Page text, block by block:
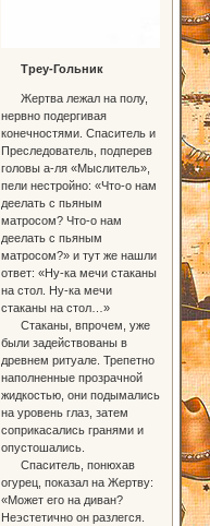
Треу-Гольник
Жертва лежал на полу,
нервно подергивая
конечностями. Спаситель и
Преследователь, подперев
головы а-ля «Мыслитель»,
пели нестройно: «Что-о нам
деелать с пьяным
матросом? Что-о нам
деелать с пьяным
матросом?» и тут же нашли
ответ: «Ну-ка мечи стаканы
на стол. Ну-ка мечи
стаканы на стол…»
Стаканы, впрочем, уже
были задействованы в
древнем ритуале. Трепетно
наполненные прозрачной
жидкостью, они подымались
на уровень глаз, затем
соприкасались гранями и
опустошались.
Спаситель, понюхав
огурец, показал на Жертву:
«Может его на диван?
Неэстетично он разлегся.